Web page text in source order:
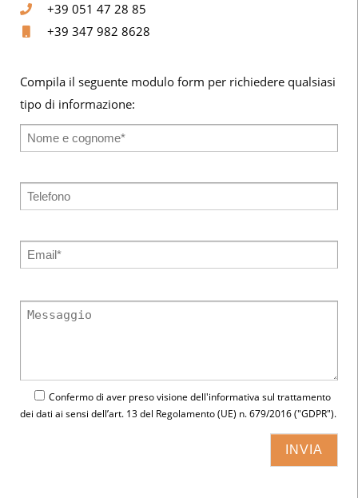
+39 051 47 28 85
+39 347 982 8628
Compila il seguente modulo form per richiedere qualsiasi
tipo di informazione:
Confermo di aver preso visione dell'informativa sul trattamento
dei dati ai sensi dell’art. 13 del Regolamento (UE) n. 679/2016 ("GDPR").